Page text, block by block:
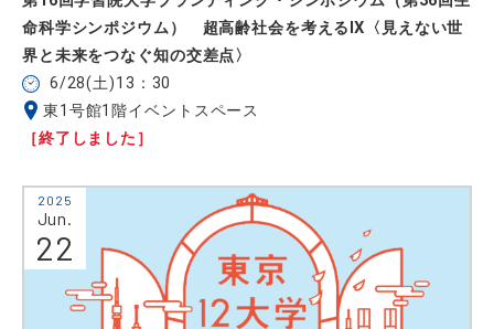
命科学シンポジウム） 超高齢社会を考えるⅨ〈見えない世
界と未来をつなぐ知の交差点〉
6/28(土)13：30
東1号館1階イベントスペース
［終了しました］
2025
Jun.
22